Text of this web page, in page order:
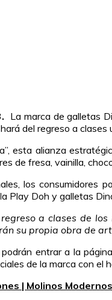
La marca de galletas
del regreso a
esta alianza
de fresa, vainilla,
los consumidores
Play Doh y galletas
a clases de
su propia obra de
entrar a la
de la marca con el
| Molinos Modernos